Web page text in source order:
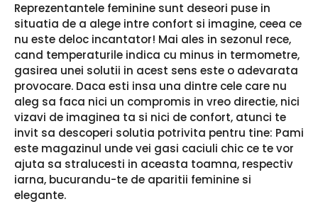
Reprezentantele feminine sunt deseori puse in
situatia de a alege intre confort si imagine, ceea ce
nu este deloc incantator! Mai ales in sezonul rece,
cand temperaturile indica cu minus in termometre,
gasirea unei solutii in acest sens este o adevarata
provocare. Daca esti insa una dintre cele care nu
aleg sa faca nici un compromis in vreo directie, nici
vizavi de imaginea ta si nici de confort, atunci te
invit sa descoperi solutia potrivita pentru tine: Pami
este magazinul unde vei gasi caciuli chic ce te vor
ajuta sa stralucesti in aceasta toamna, respectiv
iarna, bucurandu-te de aparitii feminine si
elegante.